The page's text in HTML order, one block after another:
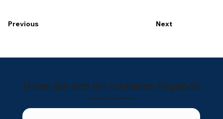
Previous Next
Holen Sie sich ein schnelles Angebot!
Lass uns deine Idee verwirklichen!